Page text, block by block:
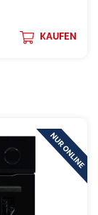
KAUFEN